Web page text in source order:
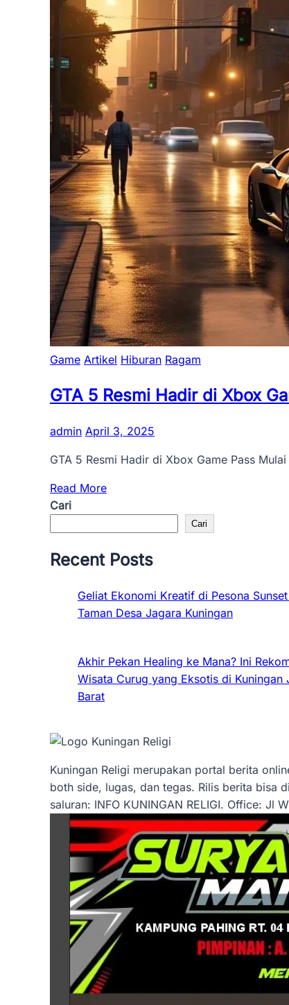
Game Artikel Hiburan Ragam
GTA 5 Resmi Hadir di Xbox
admin April 3, 2025
GTA 5 Resmi Hadir di Xbox Game Pass
Read More
Cari
Cari
Recent Posts
Geliat Ekonomi Kreatif di Pesona
Taman Desa Jagara Kuningan
Akhir Pekan Healing ke Mana? Ini
Wisata Curug yang Eksotis di Kuningan
Barat
Kuningan Religi merupakan portal berita
both side, lugas, dan tegas. Rilis berita bisa
saluran: INFO KUNINGAN RELIGI. Office: Jl